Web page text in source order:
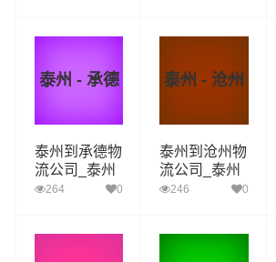
泰州 - 承德
泰州到承德物
流公司_泰州
到承德货运_
264 0
泰州 - 沧州
泰州到沧州物
流公司_泰州
到沧州货运_
246 0